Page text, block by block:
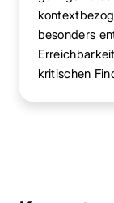
besonders
kritischen